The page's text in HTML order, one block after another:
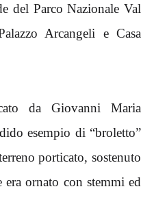
del Parco Nazionale Val
Arcangeli e Casa
da Giovanni Maria
esempio di “broletto”
porticato, sostenuto
ornato con stemmi ed